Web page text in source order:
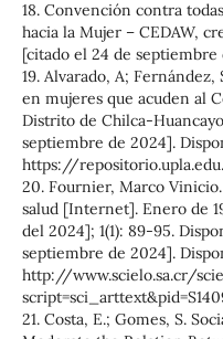
18. Convención contra
hacia la Mujer – CEDAW,
[citado el 24 de septiembre
19. Alvarado, A;
en mujeres que acuden al
Distrito de Chilca-
septiembre de 2024].
https://
20. Fournier, Marco
salud [Internet]. Enero de
del 2024]; 1(1): 89-95.
septiembre de 2024].
http://www.scielo.sa.cr/
21. Costa, E.; Gomes, S.